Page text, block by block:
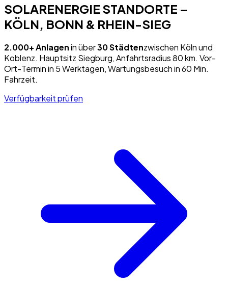
SOLARENERGIE STANDORTE –
KÖLN, BONN & RHEIN-SIEG
2.000+ Anlagenin über30 Städtenzwischen Köln und
Koblenz. Hauptsitz Siegburg, Anfahrtsradius 80 km. Vor-
Ort-Termin in 5 Werktagen, Wartungsbesuch in 60 Min.
Fahrzeit.
Verfügbarkeit prüfen